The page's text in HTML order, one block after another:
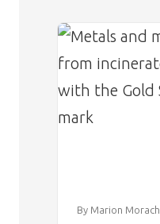
Image
By Marion Morach